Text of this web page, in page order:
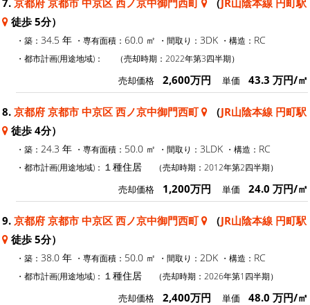
徒歩 5分）
・築： 34.5 年 ・専有面積： 60.0 ㎡ ・間取り： 3DK ・構造： RC
・都市計画(用途地域)： （売却時期：2022年第3四半期）
売却価格 2,600万円 単価 43.3 万円/㎡
8. 京都府 京都市 中京区 西ノ京中御門西町 （JR山陰本線 円町駅
徒歩 4分）
・築： 24.3 年 ・専有面積： 50.0 ㎡ ・間取り： 3LDK ・構造： RC
・都市計画(用途地域)： １種住居 （売却時期：2012年第2四半期）
売却価格 1,200万円 単価 24.0 万円/㎡
9. 京都府 京都市 中京区 西ノ京中御門西町 （JR山陰本線 円町駅
徒歩 5分）
・築： 38.0 年 ・専有面積： 50.0 ㎡ ・間取り： 2DK ・構造： RC
・都市計画(用途地域)： １種住居 （売却時期：2026年第1四半期）
売却価格 2,400万円 単価 48.0 万円/㎡